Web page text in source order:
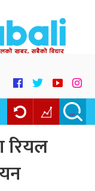
रियल